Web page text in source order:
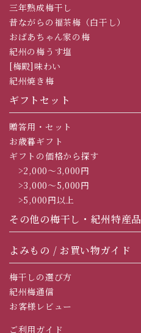
三年熟成梅干し
昔ながらの福茶梅（白干し）
おばあちゃん家の梅
紀州の梅うす塩
[梅殿]味わい
紀州焼き梅
ギフトセット
贈答用・セット
お歳暮ギフト
ギフトの価格から探す
>2,000～3,000円
>3,000～5,000円
>5,000円以上
その他の梅干し・紀州特産品
よみもの / お買い物ガイド
梅干しの選び方
紀州梅通信
お客様レビュー
ご利用ガイド